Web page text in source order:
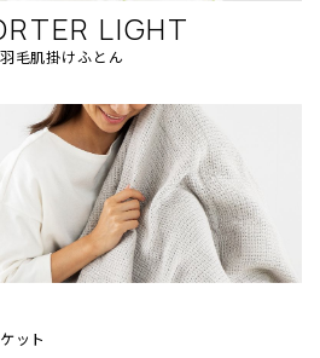
LIGHT
毛肌掛けふとん
ット